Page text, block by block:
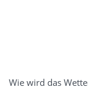
Wie wird das